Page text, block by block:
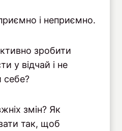
і неприємно.
зробити
у відчай і не
себе?
змін? Як
так, щоб